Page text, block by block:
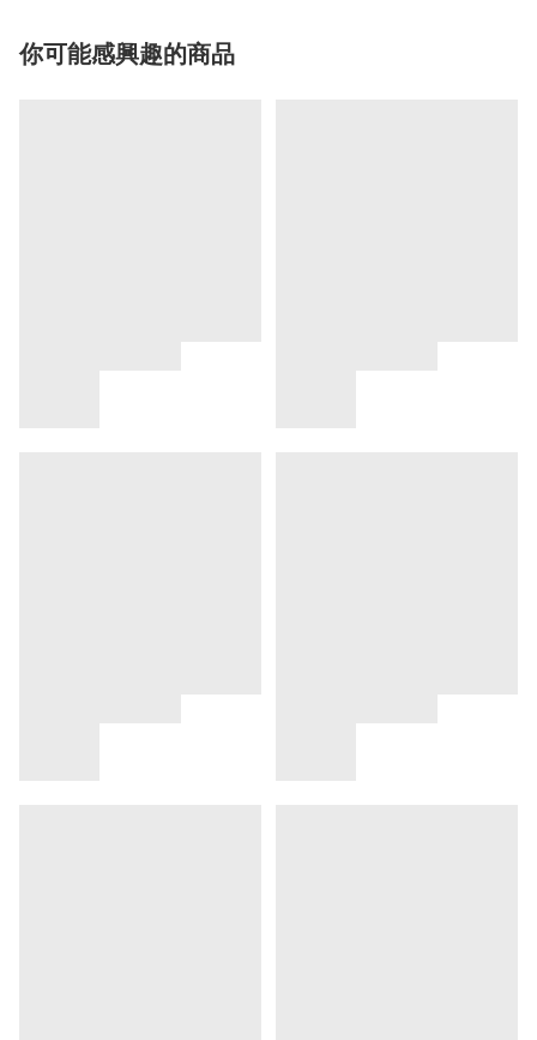
你可能感興趣的商品